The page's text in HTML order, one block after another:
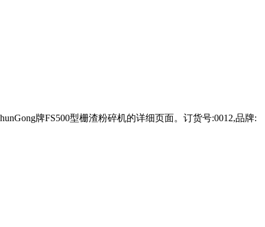
牌FS500型栅渣粉碎机的详细页面。订货号:0012,品牌: